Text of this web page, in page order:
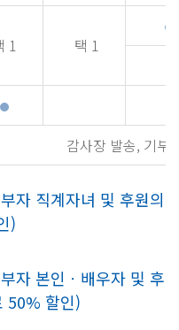
1
택 1
감사장 발송, 기부
자 직계자녀 및 후원의
)
자 본인ㆍ배우자 및 후
50% 할인)